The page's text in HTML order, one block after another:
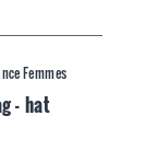
Femmes
- hat